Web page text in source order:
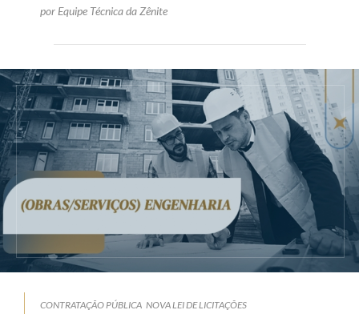
por Equipe Técnica da Zênite
CONTRATAÇÃO PÚBLICA NOVA LEI DE LICITAÇÕES